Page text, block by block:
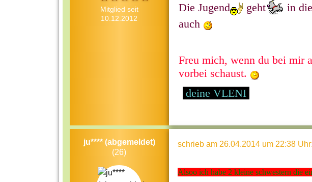
Mitglied seit
10.12.2012
Die Jugend geht
in
auch
Freu mich, wenn du bei mir
vorbei schaust.
deine VLENI
ju**** (abgemeldet)
(26)
schrieb am 26.04.2014 um 22:38 Uhr:
Alsoo ich habe 2 kleine schwestern die